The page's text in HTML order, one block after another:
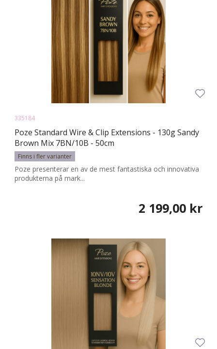
335184
Poze Standard Wire & Clip Extensions - 130g Sandy
Brown Mix 7BN/10B - 50cm
Finns i fler varianter
Poze presenterar en av de mest fantastiska och innovativa
produkterna på mark...
2 199,00 kr